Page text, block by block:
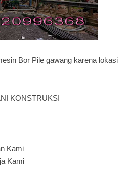
Bor Pile gawang karena lokasi
KONSTRUKSI
Kami
Kami